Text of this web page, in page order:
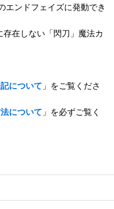
エンドフェイズに発動でき
在しない「閃刀」魔法カ
について 」をご覧くださ
について 」を必ずご覧く